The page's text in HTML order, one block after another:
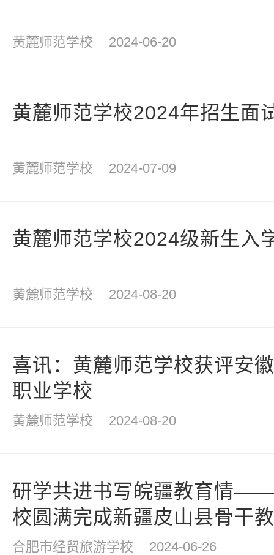
黄麓师范学校 2024-06-20
黄麓师范学校2024年招生面
黄麓师范学校 2024-07-09
黄麓师范学校2024级新生入
黄麓师范学校 2024-08-20
喜讯：黄麓师范学校获评安
职业学校
黄麓师范学校 2024-08-20
研学共进书写皖疆教育情
校圆满完成新疆皮山县骨干
合肥市经贸旅游学校 2024-06-26